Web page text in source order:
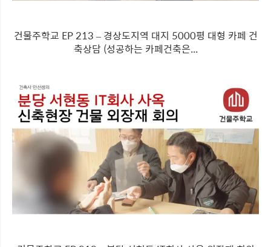
건물주학교 EP 213 – 경상도지역 대지 5000평 대형 카페 건
축상담 (성공하는 카페건축은...